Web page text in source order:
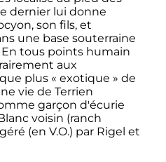
dernier lui donne
son fils, et
une base souterraine
tous points humain
aux
plus « exotique » de
vie de Terrien
garçon d'écurie
voisin (ranch
(en V.O.) par Rigel et